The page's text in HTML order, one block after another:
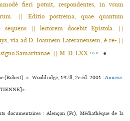
fieri potuit, respondentes, in vsum
|| Editio postrema, quae quantum
sequens || lectorem docebit Epistola. ||
via ad D. Ioannem Lateranensem, è re- ||
signo Samaritanae. || M. D. LXX. USTC ●
(Robert). ». Wooldridge, 1978, 2e éd. 2001 :Annexe.
documentaires : Alençon (Fr), Médiathèque de la